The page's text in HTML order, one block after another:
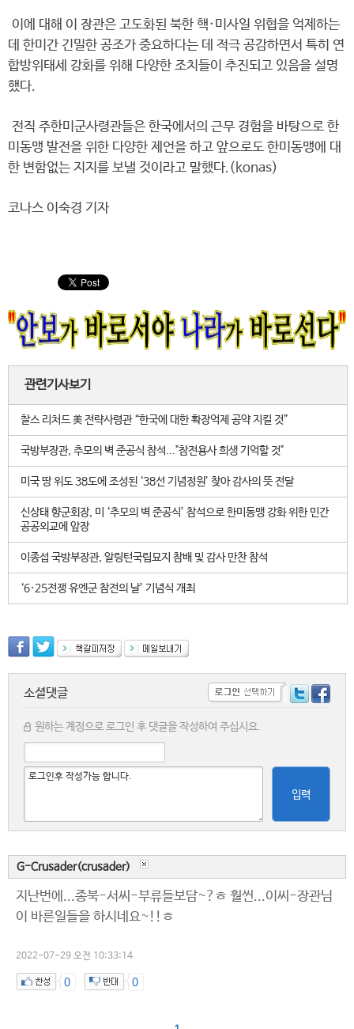
이에 대해 이 장관은 고도화된 북한 핵·미사일 위협을 억제하는
데 한미간 긴밀한 공조가 중요하다는 데 적극 공감하면서 특히 연
합방위태세 강화를 위해 다양한 조치들이 추진되고 있음을 설명
했다.
전직 주한미군사령관들은 한국에서의 근무 경험을 바탕으로 한
미동맹 발전을 위한 다양한 제언을 하고 앞으로도 한미동맹에 대
한 변함없는 지지를 보낼 것이라고 말했다.(konas)
코나스 이숙경 기자
관련기사보기
찰스 리처드 美 전략사령관 “한국에 대한 확장억제 공약 지킬 것”
국방부장관, 추모의 벽 준공식 참석..."참전용사 희생 기억할 것"
미국 땅 위도 38도에 조성된 ‘38선 기념정원’ 찾아 감사의 뜻 전달
신상태 향군회장, 미 ‘추모의 벽 준공식’ 참석으로 한미동맹 강화 위한 민간
공공외교에 앞장
이종섭 국방부장관, 알링턴국립묘지 참배 및 감사 만찬 참석
‘6·25전쟁 유엔군 참전의 날’ 기념식 개최
소셜댓글
원하는 계정으로 로그인 후 댓글을 작성하여 주십시요.
입력
G-Crusader(crusader)
지난번에...종북-서씨-부류들보담~?ㅎ 훨씬...이씨-장관님
이 바른일들을 하시네요~!!ㅎ
2022-07-29 오전 10:33:14
0 0